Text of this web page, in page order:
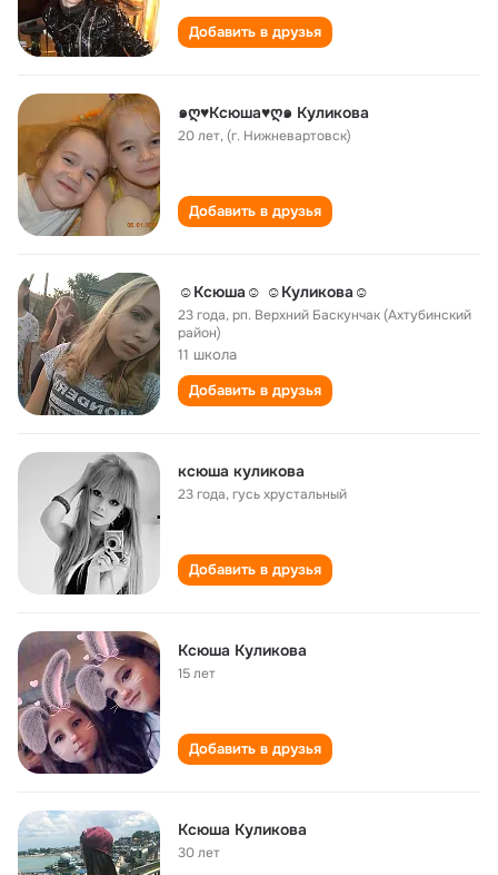
Добавить в друзья
๑ღ♥Ксюша♥ღ๑ Куликова
20 лет,(г. Нижневартовск)
Добавить в друзья
☺Ксюша☺ ☺Куликова☺
23 года,рп. Верхний Баскунчак (Ахтубинский
район)
11 школа
Добавить в друзья
ксюша куликова
23 года,гусь хрустальный
Добавить в друзья
Ксюша Куликова
15 лет
Добавить в друзья
Ксюша Куликова
30 лет